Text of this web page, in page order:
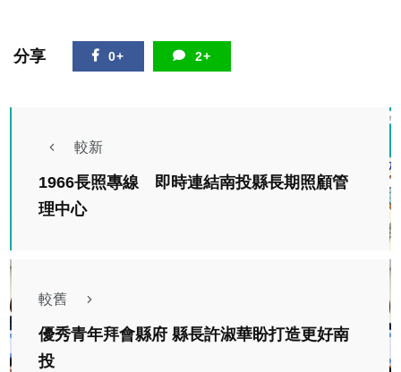
分享 0+ 2+
較新
1966長照專線 即時連結南投縣長期照顧管
理中心
較舊
優秀青年拜會縣府 縣長許淑華盼打造更好南
投